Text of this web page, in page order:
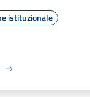
istituzionale